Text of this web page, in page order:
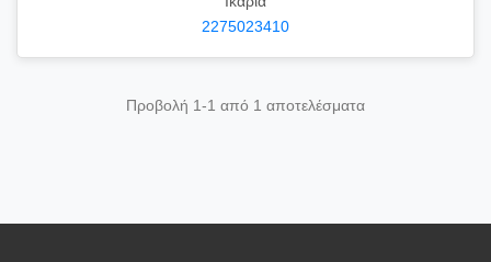
2275023410
Προβολή 1-1 από 1 αποτελέσματα